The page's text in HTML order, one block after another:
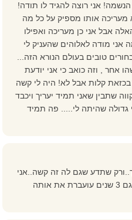
אני רוצה להגיד לו תודה!
מעריכה אותו מספיק על כל מה
במשך ה 4 שנים האלה אבל אני כן מעריכה ואפילו
אני מודה לאלוהים שהעניק לי
טובים בעולם הנורא הזה...
אחר , וזה כואב כי אני יודעת
קלות אבל לא! היה לי קשה
שתבין שאני תמיד יעריך ויכבד
גדולה שהיתה לי..... פה תמיד
שתדע שגם לה זה קשה..אני
נמצאת באותה מערכת יחסים גם 3 שנים עועברת את אותה